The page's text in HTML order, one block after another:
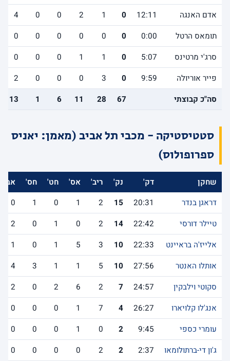
אדם האנגה
12:11
0
1
2
0
0
4
תומאס הרטל
0:00
0
0
0
0
0
0
סרג'י מרטינס
5:07
0
1
1
0
0
0
פייר אוריולה
9:59
0
3
0
0
0
2
סה"כ קבוצתי
67
28
11
6
1
13
סטטיסטיקה - מכבי תל אביב (מאמן: יאניס
ספרופולוס)
שחקן דק' נק' ריב' אס' חט' חס'
אב'
דראגן בנדר
20:31
15
2
1
0
1
0
טיילר דורסי
22:42
14
2
0
1
0
2
אלייז'ה בראיינט
22:33
10
3
5
1
0
1
אותלו האנטר
27:56
10
5
1
1
3
4
סקוטי וילבקין
24:57
7
2
6
2
0
2
אנג'לו קלויארו
26:27
4
7
1
0
0
0
עומרי כספי
9:45
2
0
1
0
0
0
ג'ון די-ברתולומאו
2:37
2
2
0
0
0
0